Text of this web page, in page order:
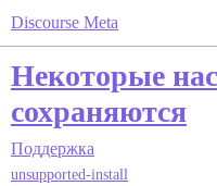
Discourse Meta
Некоторые
сохраняются
Поддержка
unsupported-install